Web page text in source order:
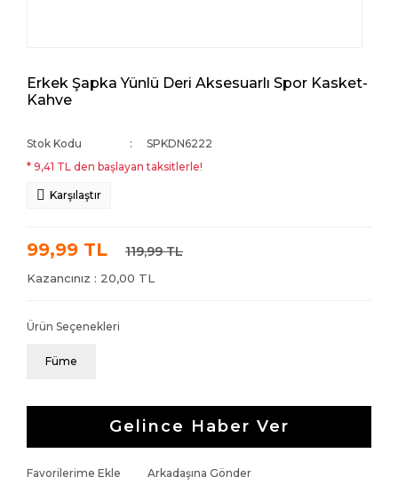
Erkek Şapka Yünlü Deri Aksesuarlı Spor Kasket-
Kahve
Stok Kodu
SPKDN6222
* 9,41 TL den başlayan taksitlerle!
Karşılaştır
99,99 TL 119,99 TL
Kazancınız : 20,00 TL
Ürün Seçenekleri
Füme
Gelince Haber Ver
Favorilerime Ekle Arkadaşına Gönder